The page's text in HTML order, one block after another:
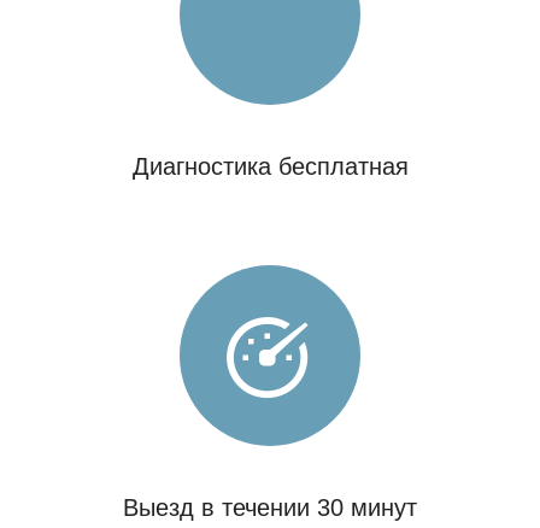
Диагностика бесплатная
Выезд в течении 30 минут